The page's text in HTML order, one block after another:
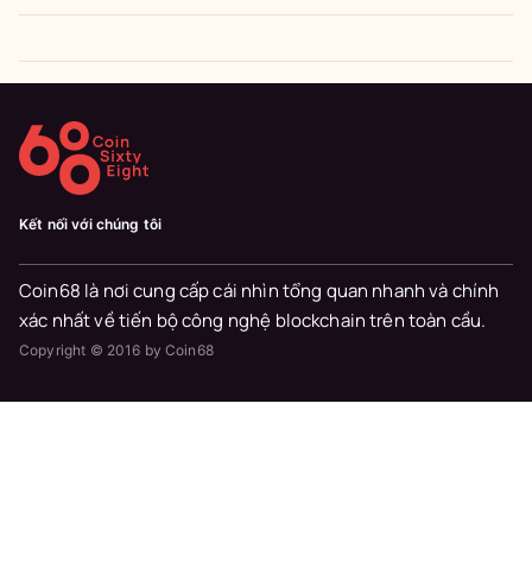
Kết nối với chúng tôi
Coin68 là nơi cung cấp cái nhìn tổng quan nhanh và chính
xác nhất về tiến bộ công nghệ blockchain trên toàn cầu.
Copyright © 2016 by Coin68